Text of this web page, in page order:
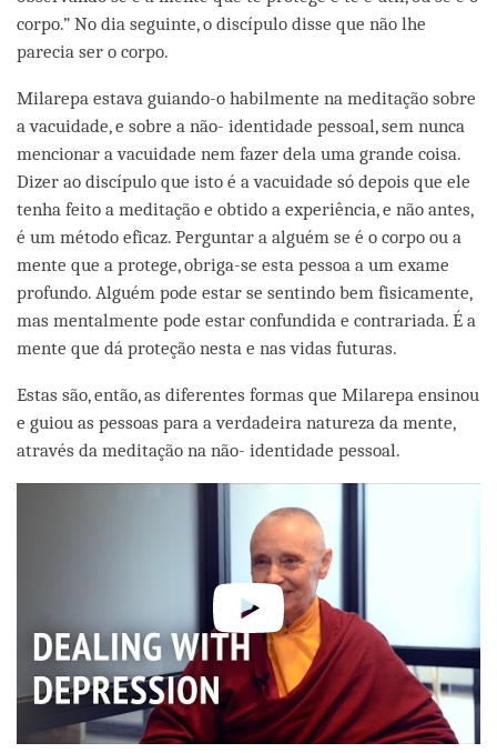
corpo.” No dia seguinte, o discípulo disse que não lhe
parecia ser o corpo.
Milarepa estava guiando-o habilmente na meditação sobre
a vacuidade, e sobre a não- identidade pessoal, sem nunca
mencionar a vacuidade nem fazer dela uma grande coisa.
Dizer ao discípulo que isto é a vacuidade só depois que ele
tenha feito a meditação e obtido a experiência, e não antes,
é um método eficaz. Perguntar a alguém se é o corpo ou a
mente que a protege, obriga-se esta pessoa a um exame
profundo. Alguém pode estar se sentindo bem fisicamente,
mas mentalmente pode estar confundida e contrariada. É a
mente que dá proteção nesta e nas vidas futuras.
Estas são, então, as diferentes formas que Milarepa ensinou
e guiou as pessoas para a verdadeira natureza da mente,
através da meditação na não- identidade pessoal.